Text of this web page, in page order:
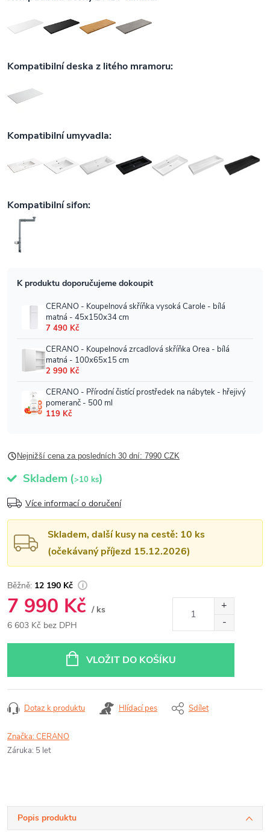
Nejnižší cena za posledních 30 dní: 7990 CZK
Skladem (>10 ks)
Více informací o doručení
Skladem, další kusy na cestě: 10 ks
(očekávaný příjezd 15.12.2026)
12 190 Kč
7 990 Kč / ks
6 603 Kč bez DPH
VLOŽIT DO KOŠÍKU
Dotaz k produktu Hlídací pes Sdílet
Značka:CERANO
Záruka: 5 let
Popis produktu